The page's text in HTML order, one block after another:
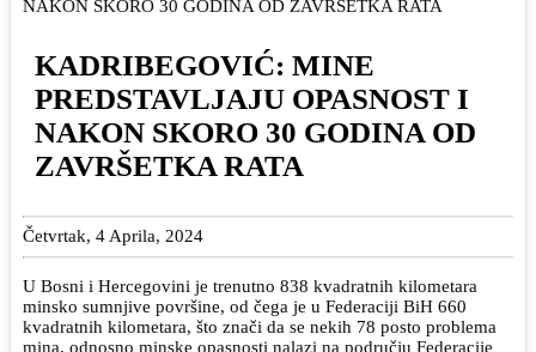
KADRIBEGOVIĆ: MINE
PREDSTAVLJAJU OPASNOST I
NAKON SKORO 30 GODINA OD
ZAVRŠETKA RATA
Četvrtak, 4 Aprila, 2024
U Bosni i Hercegovini je trenutno 838 kvadratnih kilometara
minsko sumnjive površine, od čega je u Federaciji BiH 660
kvadratnih kilometara, što znači da se nekih 78 posto problema
mina, odnosno minske opasnosti nalazi na području Federacije